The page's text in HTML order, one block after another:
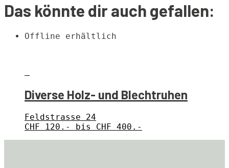
Das könnte dir auch gefallen:
Offline erhältlich
Diverse Holz- und Blechtruhen
Feldstrasse 24
CHF 120.- bis CHF 400.-